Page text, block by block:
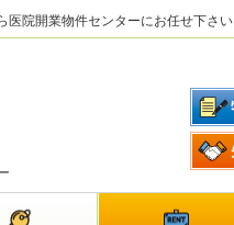
医院開業物件センターにお任せ下さい